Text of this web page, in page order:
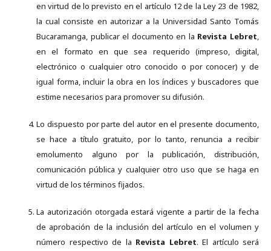
en virtud de lo previsto en el artículo 12 de la Ley 23 de 1982,
la cual consiste en autorizar a la Universidad Santo Tomás
Bucaramanga, publicar el documento en la Revista Lebret,
en el formato en que sea requerido (impreso, digital,
electrónico o cualquier otro conocido o por conocer) y de
igual forma, incluir la obra en los índices y buscadores que
estime necesarios para promover su difusión.
Lo dispuesto por parte del autor en el presente documento,
se hace a título gratuito, por lo tanto, renuncia a recibir
emolumento alguno por la publicación, distribución,
comunicación pública y cualquier otro uso que se haga en
virtud de los términos fijados.
La autorización otorgada estará vigente a partir de la fecha
de aprobación de la inclusión del artículo en el volumen y
número respectivo de la Revista Lebret. El artículo será